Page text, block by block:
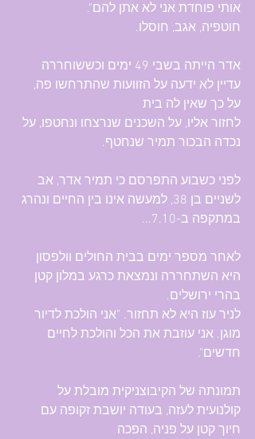
אותי פוחדת אני לא אתן להם".
חוטפיה, אגב, חוסלו.
אדר הייתה בשבי 49 ימים וכששוחררה
עדיין לא ידעה על הזוועות שהתרחשו פה,
על כך שאין לה בית
לחזור אליו, על השכנים שנרצחו ונחטפו, על
נכדה הבכור תמיר שנחטף.
לפני כשבוע התפרסם כי תמיר אדר, אב
לשניים בן 38, למעשה אינו בין החיים ונהרג
במתקפה ב-7.10...
לאחר מספר ימים בבית החולים וולפסון
היא השתחררה ונמצאת כרגע במלון קטן
בהרי ירושלים.
לניר עוז היא לא תחזור. "אני הולכת לדיור
מוגן. אני עוזבת את הכל והולכת לחיים
חדשים".
תמונתה של הקיבוצניקית מובלת על
קולנועית לעזה, בעודה יושבת זקופה עם
חיוך קטן על פניה, הפכה